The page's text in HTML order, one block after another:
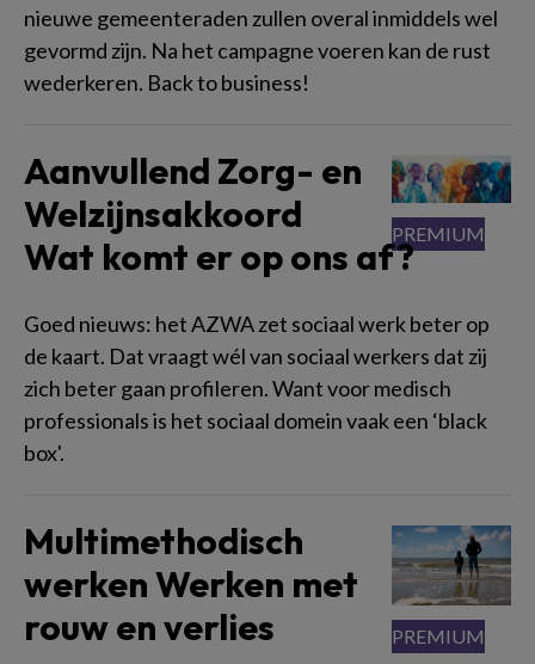
nieuwe gemeenteraden zullen overal inmiddels wel
gevormd zijn. Na het campagne voeren kan de rust
wederkeren. Back to business!
Aanvullend Zorg- en
Welzijnsakkoord
Wat komt er op ons af?
Goed nieuws: het AZWA zet sociaal werk beter op
de kaart. Dat vraagt wél van sociaal werkers dat zij
zich beter gaan profileren. Want voor medisch
professionals is het sociaal domein vaak een ‘black
box'.
Multimethodisch
werken Werken met
rouw en verlies